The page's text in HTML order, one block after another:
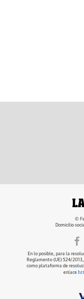
©
Domicilio
En lo posible, para la
Reglamento (UE) 524/
como plataforma de
enlace